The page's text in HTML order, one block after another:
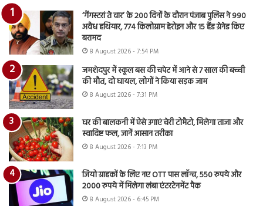
‘गैंगस्टरां ते वार’ के 200 दिनों के दौरान पंजाब पुलिस ने 990
अवैध हथियार, 774 किलोग्राम हेरोइन और 15 हैंड ग्रेनेड किए
बरामद
8 August 2026 - 7:54 PM
जमशेदपुर में स्कूल बस की चपेट में आने से 7 साल की बच्ची
की मौत, दो घायल, लोगों ने किया सड़क जाम
8 August 2026 - 7:31 PM
घर की बालकनी में ऐसे उगाएं चेरी टोमैटो, मिलेगा ताजा और
स्वादिष्ट फल, जानें आसान तरीका
8 August 2026 - 7:13 PM
जियो ग्राहकों के लिए नए OTT पास लॉन्च, 550 रुपये और
2000 रुपये में मिलेगा लंबा एंटरटेनमेंट पैक
8 August 2026 - 6:45 PM